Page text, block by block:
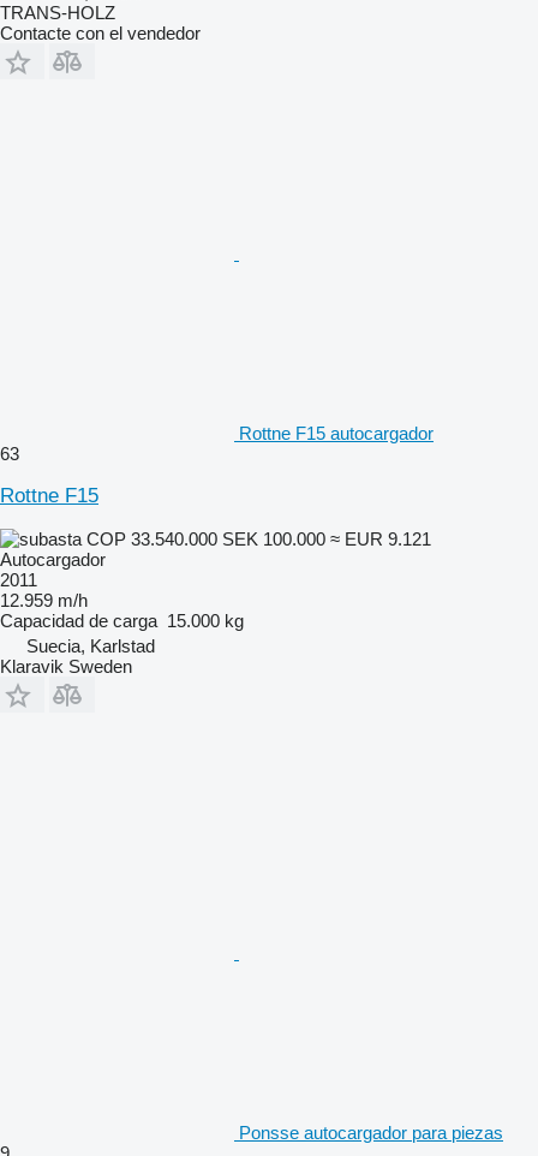
TRANS-HOLZ
Contacte con el vendedor
Rottne F15 autocargador
63
Rottne F15
COP 33.540.000 SEK 100.000 ≈ EUR 9.121
Autocargador
2011
12.959 m/h
Capacidad de carga 15.000 kg
Suecia, Karlstad
Klaravik Sweden
Ponsse autocargador para piezas